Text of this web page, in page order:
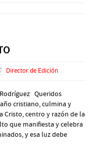
Director de Edición
Queridos
cristiano, culmina y
Cristo, centro y razón de la
que manifiesta y celebra
y esa luz debe